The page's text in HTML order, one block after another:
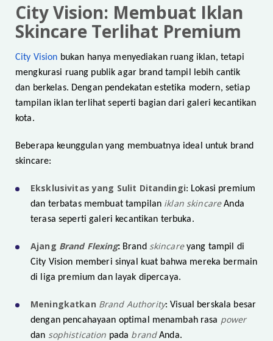
City Vision: Membuat Iklan
Skincare Terlihat Premium
City Vision bukan hanya menyediakan ruang iklan, tetapi
mengkurasi ruang publik agar brand tampil lebih cantik
dan berkelas. Dengan pendekatan estetika modern, setiap
tampilan iklan terlihat seperti bagian dari galeri kecantikan
kota.
Beberapa keunggulan yang membuatnya ideal untuk brand
skincare:
Eksklusivitas yang Sulit Ditandingi: Lokasi premium
dan terbatas membuat tampilan iklan skincareAnda
terasa seperti galeri kecantikan terbuka.
Ajang Brand Flexing:Brandskincareyang tampil di
City Vision memberi sinyal kuat bahwa mereka bermain
di liga premium dan layak dipercaya.
Meningkatkan Brand Authority: Visual berskala besar
dengan pencahayaan optimal menambah rasa power
dan sophistication pada brandAnda.